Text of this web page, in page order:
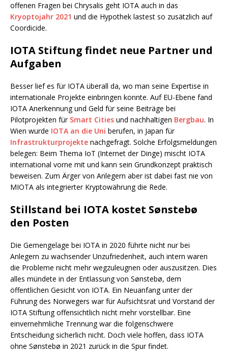
offenen Fragen bei Chrysalis geht IOTA auch in das
Kryoptojahr 2021 und die Hypothek lastest so zusätzlich auf
Coordicide.
IOTA Stiftung findet neue Partner und
Aufgaben
Besser lief es für IOTA überall da, wo man seine Expertise in
internationale Projekte einbringen konnte. Auf EU-Ebene fand
IOTA Anerkennung und Geld für seine Beiträge bei
Pilotprojekten für Smart Cities und nachhaltigen Bergbau. In
Wien wurde IOTA an die Uni berufen, in Japan für
Infrastrukturprojekte nachgefragt. Solche Erfolgsmeldungen
belegen: Beim Thema IoT (Internet der Dinge) mischt IOTA
international vorne mit und kann sein Grundkonzept praktisch
beweisen. Zum Ärger von Anlegern aber ist dabei fast nie von
MIOTA als integrierter Kryptowährung die Rede.
Stillstand bei IOTA kostet Sønstebø
den Posten
Die Gemengelage bei IOTA in 2020 führte nicht nur bei
Anlegern zu wachsender Unzufriedenheit, auch intern waren
die Probleme nicht mehr wegzuleugnen oder auszusitzen. Dies
alles mündete in der Entlassung von Sønstebø, dem
öffentlichen Gesicht von IOTA. Ein Neuanfang unter der
Führung des Norwegers war für Aufsichtsrat und Vorstand der
IOTA Stiftung offensichtlich nicht mehr vorstellbar. Eine
einvernehmliche Trennung war die folgenschwere
Entscheidung sicherlich nicht. Doch viele hoffen, dass IOTA
ohne Sønstebø in 2021 zurück in die Spur findet.